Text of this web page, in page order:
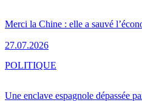
Merci la Chine : elle a sauvé
27.07.2026
Une enclave espagnole dépassée
POLITIQUE